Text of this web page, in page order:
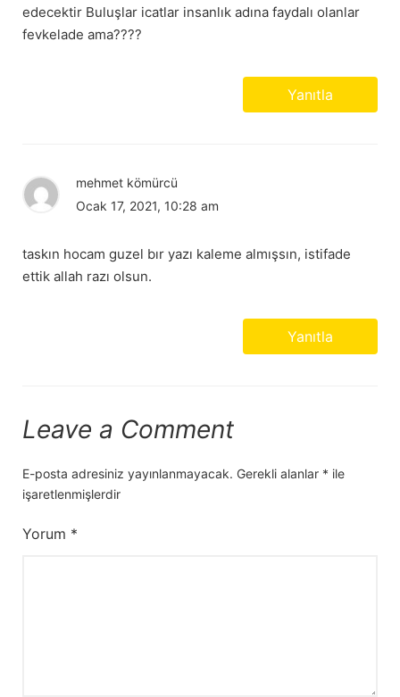
edecektir Buluşlar icatlar insanlık adına faydalı olanlar
fevkelade ama????
Yanıtla
mehmet kömürcü
Ocak 17, 2021, 10:28 am
taskın hocam guzel bır yazı kaleme almışsın, istifade
ettik allah razı olsun.
Yanıtla
Leave a Comment
E-posta adresiniz yayınlanmayacak. Gerekli alanlar * ile
işaretlenmişlerdir
Yorum *